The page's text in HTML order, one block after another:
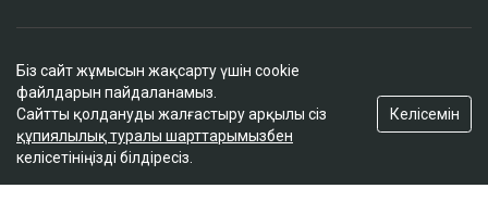
Жоба туралы
Сайт ережелері
Сайттағы жарнама
Байланыс
Редакциялық саясат
Біз сайт жұмысын жақсарту үшін cookie
файлдарын пайдаланамыз.
Сайтты қолдануды жалғастыру арқылы сіз
құпиялылық туралы шарттарымызбен
келісетініңізді білдіресіз.
Келісемін